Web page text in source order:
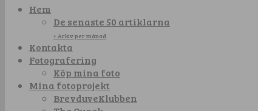
Hem
De senaste 50 artiklarna
+ Arkiv per månad
Kontakta
Fotografering
Köp mina foto
Mina fotoprojekt
BrevduveKlubben